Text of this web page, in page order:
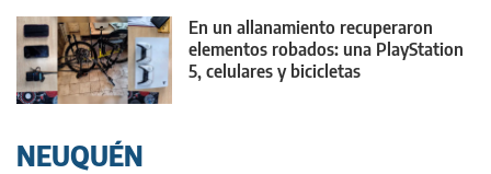
En un allanamiento recuperaron
elementos robados: una PlayStation
5, celulares y bicicletas
NEUQUÉN